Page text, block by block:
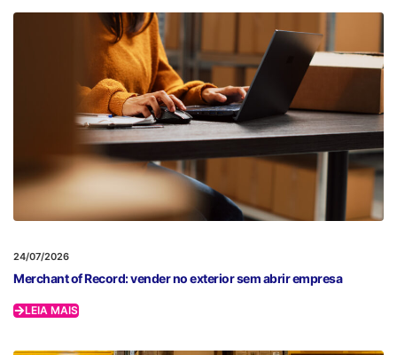
24/07/2026
Merchant of Record: vender no exterior sem abrir empresa
LEIA MAIS